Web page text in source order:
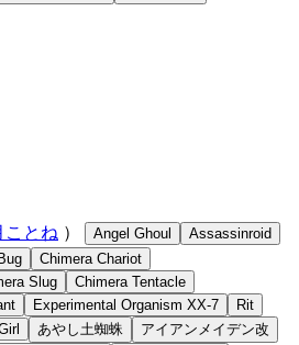
ことね ） Angel Ghoul
Assassinroid
Chimera Chariot
Slug
Chimera Tentacle
Experimental Organism XX-7
Rit
あやし土蜘蛛
アイアンメイデン改